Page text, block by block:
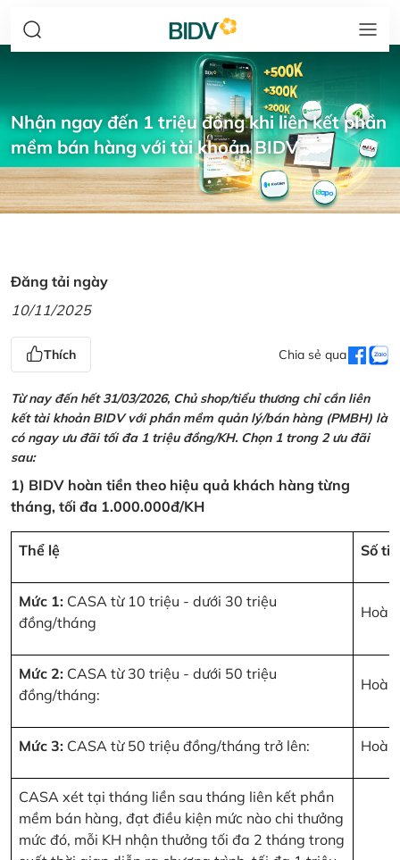
Nhận ngay đến 1 triệu đồng khi liên kết phần
mềm bán hàng với tài khoản BIDV
Đăng tải ngày
10/11/2025
Thích Chia sẻ qua
Từ nay đến hết 31/03/2026, Chủ shop/tiểu thương chỉ cần liên
kết tài khoản BIDV với phần mềm quản lý/bán hàng (PMBH) là
có ngay ưu đãi tối đa 1 triệu đồng/KH. Chọn 1 trong 2 ưu đãi
sau:
1) BIDV hoàn tiền theo hiệu quả khách hàng từng
tháng, tối đa 1.000.000đ/KH
Thể lệ Số
Mức 1: CASA từ 10 triệu - dưới 30 triệu
đồng/tháng
Mức 2: CASA từ 30 triệu - dưới 50 triệu
đồng/tháng:
Mức 3: CASA từ 50 triệu đồng/tháng trở lên:
CASA xét tại tháng liền sau tháng liên kết phần
mềm bán hàng, đạt điều kiện mức nào chi thưởng
mức đó, mỗi KH nhận thưởng tối đa 2 tháng trong